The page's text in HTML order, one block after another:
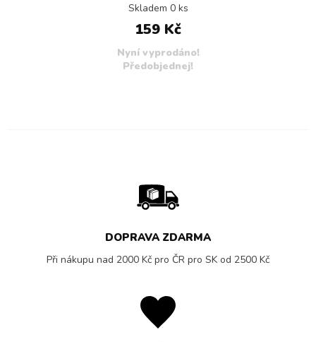
Skladem 0 ks
159 Kč
Nyní vyprodáno!
Předobjednej!
DOPRAVA ZDARMA
Při nákupu nad 2000 Kč pro ČR pro SK od 2500 Kč